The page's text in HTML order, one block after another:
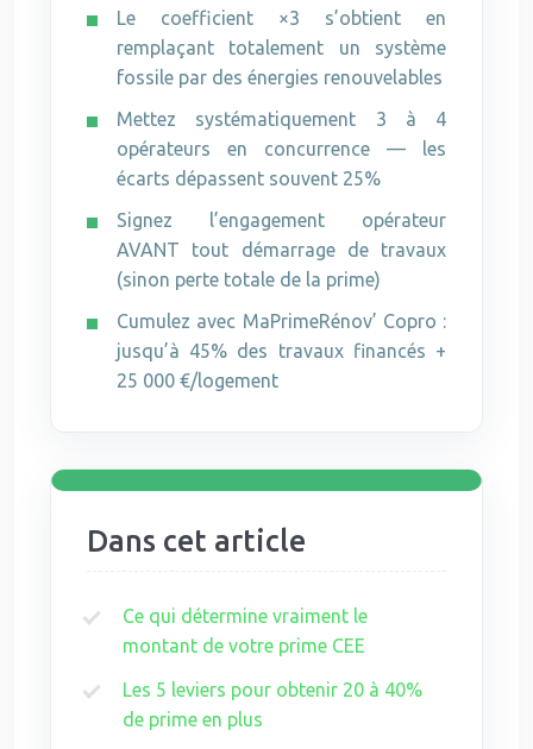
Le coefficient ×3 s’obtient en
remplaçant totalement un système
fossile par des énergies renouvelables
Mettez systématiquement 3 à 4
opérateurs en concurrence — les
écarts dépassent souvent 25%
Signez l’engagement opérateur
AVANT tout démarrage de travaux
(sinon perte totale de la prime)
Cumulez avec MaPrimeRénov’ Copro :
jusqu’à 45% des travaux financés +
25 000 €/logement
Dans cet article
Ce qui détermine vraiment le
montant de votre prime CEE
Les 5 leviers pour obtenir 20 à 40%
de prime en plus